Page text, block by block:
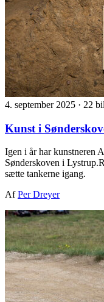
4. september 2025 · 22
Kunst i
Igen i år har kunstneren
Sønderskoven i
sætte tankerne igang.
AfPer Dreyer